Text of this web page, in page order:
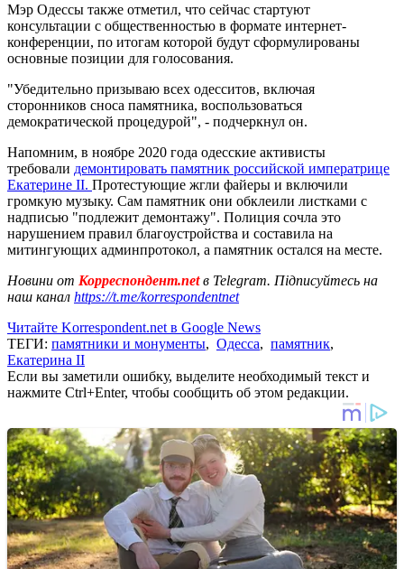
Мэр Одессы также отметил, что сейчас стартуют
консультации с общественностью в формате интернет-
конференции, по итогам которой будут сформулированы
основные позиции для голосования.
"Убедительно призываю всех одесситов, включая
сторонников сноса памятника, воспользоваться
демократической процедурой", - подчеркнул он.
Напомним, в ноябре 2020 года одесские активисты
требовали демонтировать памятник российской императрице
Екатерине II. Протестующие жгли файеры и включили
громкую музыку. Сам памятник они обклеили листками с
надписью "подлежит демонтажу". Полиция сочла это
нарушением правил благоустройства и составила на
митингующих админпротокол, а памятник остался на месте.
Новини от Корреспондент.netв Telegram. Підписуйтесь на
наш канал https://t.me/korrespondentnet
Читайте Korrespondent.net в Google News
ТЕГИ: памятники и монументы, Одесса, памятник,
Екатерина II
Если вы заметили ошибку, выделите необходимый текст и
нажмите Ctrl+Enter, чтобы сообщить об этом редакции.